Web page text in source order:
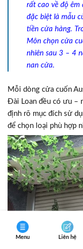
rất cao về độ êm
đặc biệt là mẫu
tiền cửa hàng.
Môn chọn cửa
nhiên sau 3 – 4
nan cửa.
Mỗi dòng cửa cuốn
Đài Loan đều có ưu –
định rõ mục đích sử
để chọn loại phù hợp
Menu Liên hệ